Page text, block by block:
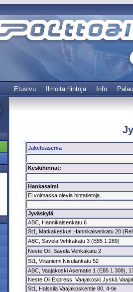
Etusivu Ilmoita hintoja Info
Jakeluasema
Keskihinnat:
Hankasalmi
Ei voimassa olevia hintatietoja.
Jyväskylä
ABC, Hannikaisenkatu 6
St1, Matkakeskus Hannikaisenkatu 20
ABC, Savela Vehkakatu 3 (E85 1.289)
Neste Oil, Savela Vehkakatu 2
St1, Viitaniemi Nisulankatu 52
ABC, Vaajakoski Asematie 1 (E85 1.308),
Neste Oil Express, Vaajakoski Jyskä
St1, Halssila Vaajakoskentie 80, 4-tie